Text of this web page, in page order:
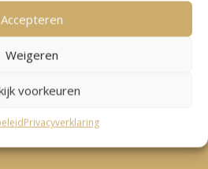
Accepteren
Weigeren
voorkeuren
Privacyverklaring